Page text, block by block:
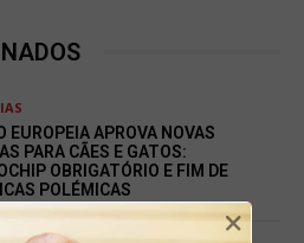
EUROPEIA APROVA NOVAS
PARA CÃES E GATOS:
OBRIGATÓRIO E FIM DE
POLÉMICAS
×